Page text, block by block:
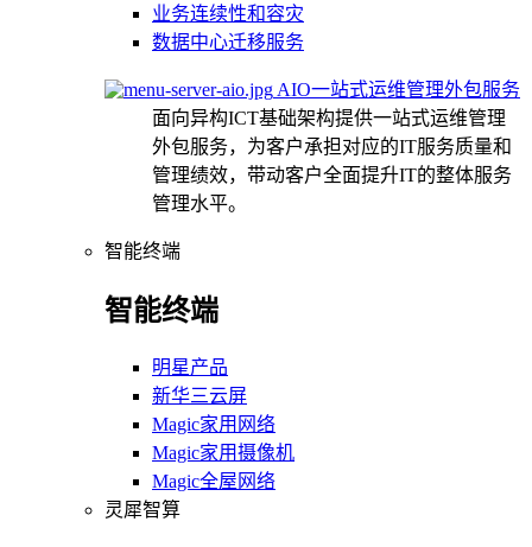
业务连续性和容灾
数据中心迁移服务
AIO一站式运维管理外包服务
面向异构ICT基础架构提供一站式运维管理
外包服务，为客户承担对应的IT服务质量和
管理绩效，带动客户全面提升IT的整体服务
管理水平。
智能终端
智能终端
明星产品
新华三云屏
Magic家用网络
Magic家用摄像机
Magic全屋网络
灵犀智算